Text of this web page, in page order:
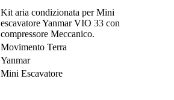
Kit aria condizionata per Mini
escavatore Yanmar VIO 33 con
compressore Meccanico.
Movimento Terra
Yanmar
Mini Escavatore